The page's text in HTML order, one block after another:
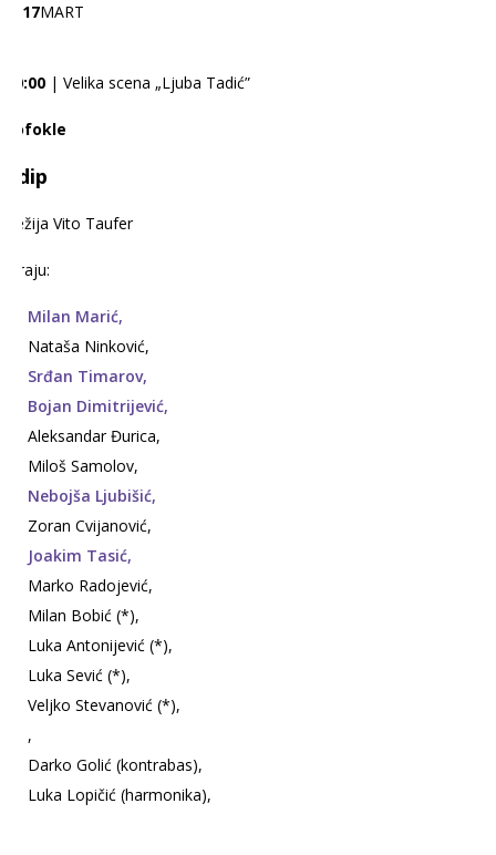
17MART
20:00 | Velika scena „Ljuba Tadić”
Sofokle
Edip
Režija Vito Taufer
Igraju:
Milan Marić,
Nataša Ninković,
Srđan Timarov,
Bojan Dimitrijević,
Aleksandar Đurica,
Miloš Samolov,
Nebojša Ljubišić,
Zoran Cvijanović,
Joakim Tasić,
Marko Radojević,
Milan Bobić (*),
Luka Antonijević (*),
Luka Sević (*),
Veljko Stevanović (*),
,
Darko Golić (kontrabas),
Luka Lopičić (harmonika),